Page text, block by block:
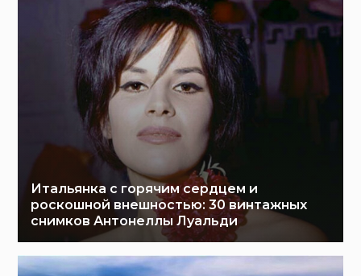
Итальянка с горячим сердцем и
роскошной внешностью: 30 винтажных
снимков Антонеллы Луальди